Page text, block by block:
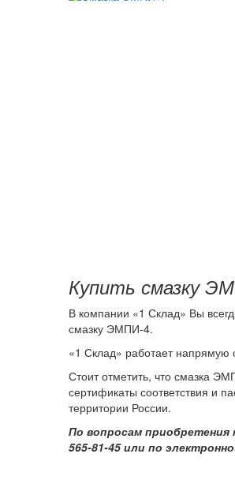
Купить смазку
В компании «1 Склад» Вы
смазку ЭМПИ-4.
«1 Склад» работает напрямую
Стоит отметить, что смазка
сертификаты соответствия и
территории России.
По вопросам приобретения
565-81-45 или по